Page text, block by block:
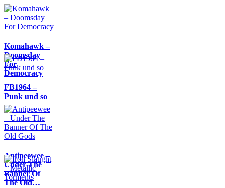
Komahawk –
Doomsday
For
Democracy
FB1964 –
Punk und so
Antipeewee –
Under The
Banner Of
The Old…